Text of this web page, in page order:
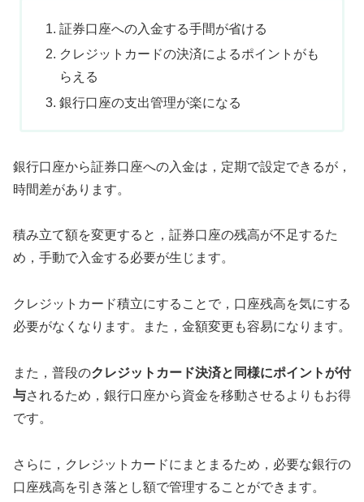
証券口座への入金する手間が省ける
クレジットカードの決済によるポイントがも
らえる
銀行口座の支出管理が楽になる
銀行口座から証券口座への入金は，定期で設定できるが，
時間差があります。
積み立て額を変更すると，証券口座の残高が不足するた
め，手動で入金する必要が生じます。
クレジットカード積立にすることで，口座残高を気にする
必要がなくなります。また，金額変更も容易になります。
また，普段のクレジットカード決済と同様にポイントが付
与されるため，銀行口座から資金を移動させるよりもお得
です。
さらに，クレジットカードにまとまるため，必要な銀行の
口座残高を引き落とし額で管理することができます。